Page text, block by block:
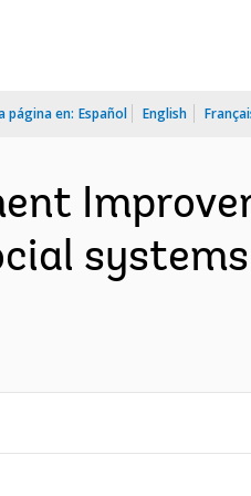
página en: Español English